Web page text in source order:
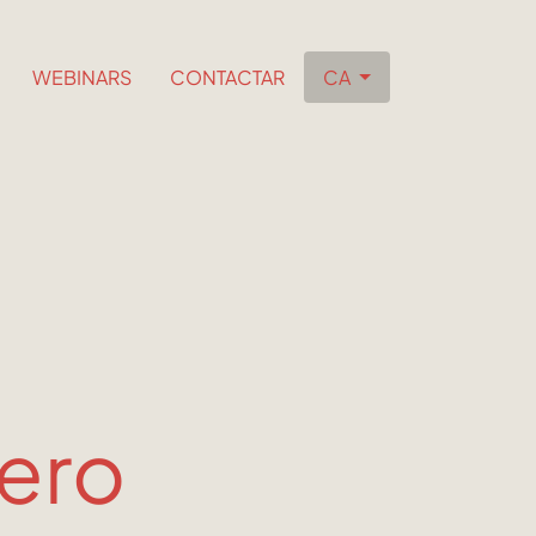
WEBINARS CONTACTAR CA